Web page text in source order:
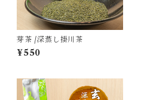
芽茶 /深蒸し掛川茶
¥550